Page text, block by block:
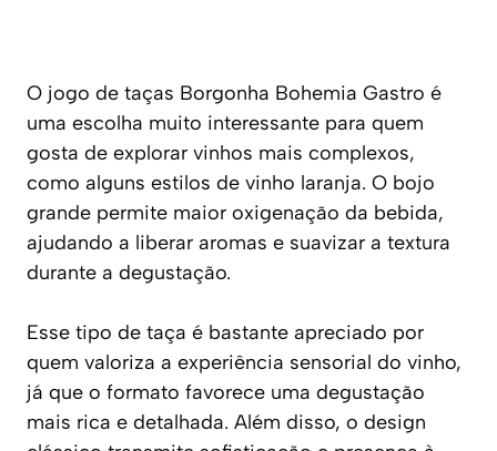
O jogo de taças Borgonha Bohemia Gastro é
uma escolha muito interessante para quem
gosta de explorar vinhos mais complexos,
como alguns estilos de vinho laranja. O bojo
grande permite maior oxigenação da bebida,
ajudando a liberar aromas e suavizar a textura
durante a degustação.
Esse tipo de taça é bastante apreciado por
quem valoriza a experiência sensorial do vinho,
já que o formato favorece uma degustação
mais rica e detalhada. Além disso, o design